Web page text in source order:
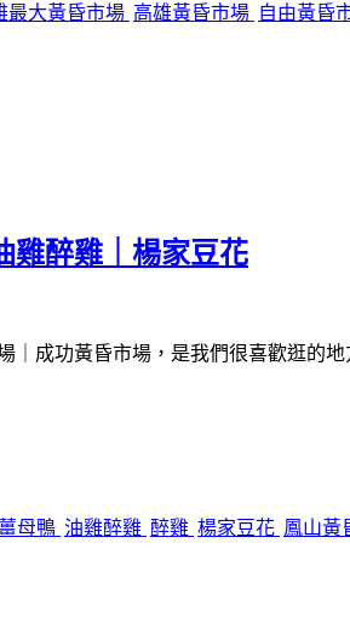
最大黃昏市場 高雄黃昏市場 自由黃昏
雞醉雞｜楊家豆花
成功黃昏市場，是我們很喜歡逛的
薑母鴨 油雞醉雞 醉雞 楊家豆花 鳳山黃